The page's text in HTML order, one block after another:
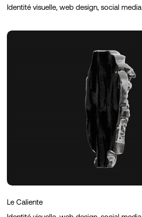
Identité visuelle, web design, social media
Le
Le Caliente